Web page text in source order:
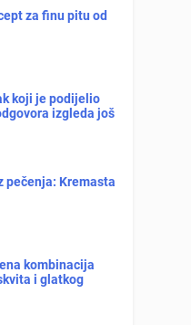
za finu pitu od
koji je podijelio
izgleda još
pečenja: Kremasta
kombinacija
i glatkog